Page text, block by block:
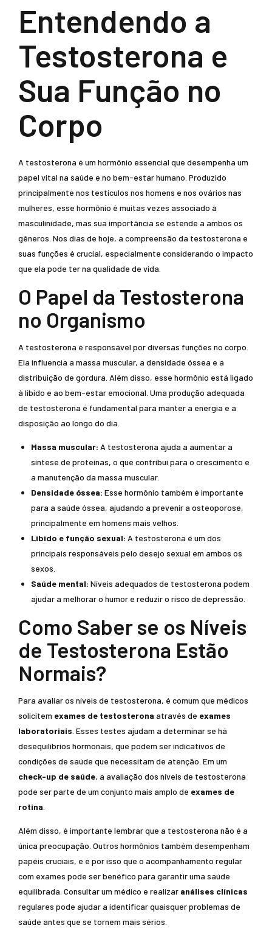
Entendendo a
Testosterona e
Sua Função no
Corpo
A testosterona é um hormônio essencial que desempenha um
papel vital na saúde e no bem-estar humano. Produzido
principalmente nos testículos nos homens e nos ovários nas
mulheres, esse hormônio é muitas vezes associado à
masculinidade, mas sua importância se estende a ambos os
gêneros. Nos dias de hoje, a compreensão da testosterona e
suas funções é crucial, especialmente considerando o impacto
que ela pode ter na qualidade de vida.
O Papel da Testosterona
no Organismo
A testosterona é responsável por diversas funções no corpo.
Ela influencia a massa muscular, a densidade óssea e a
distribuição de gordura. Além disso, esse hormônio está ligado
à libido e ao bem-estar emocional. Uma produção adequada
de testosterona é fundamental para manter a energia e a
disposição ao longo do dia.
Massa muscular: A testosterona ajuda a aumentar a
síntese de proteínas, o que contribui para o crescimento e
a manutenção da massa muscular.
Densidade óssea: Esse hormônio também é importante
para a saúde óssea, ajudando a prevenir a osteoporose,
principalmente em homens mais velhos.
Libido e função sexual: A testosterona é um dos
principais responsáveis pelo desejo sexual em ambos os
sexos.
Saúde mental: Níveis adequados de testosterona podem
ajudar a melhorar o humor e reduzir o risco de depressão.
Como Saber se os Níveis
de Testosterona Estão
Normais?
Para avaliar os níveis de testosterona, é comum que médicos
solicitem exames de testosterona através de exames
laboratoriais . Esses testes ajudam a determinar se há
desequilíbrios hormonais, que podem ser indicativos de
condições de saúde que necessitam de atenção. Em um
check-up de saúde, a avaliação dos níveis de testosterona
pode ser parte de um conjunto mais amplo de exames de
rotina
Além disso, é importante lembrar que a testosterona não é a
única preocupação. Outros hormônios também desempenham
papéis cruciais, e é por isso que o acompanhamento regular
com exames pode ser benéfico para garantir uma saúde
equilibrada. Consultar um médico e realizar análises clínicas
regulares pode ajudar a identificar quaisquer problemas de
saúde antes que se tornem mais sérios.